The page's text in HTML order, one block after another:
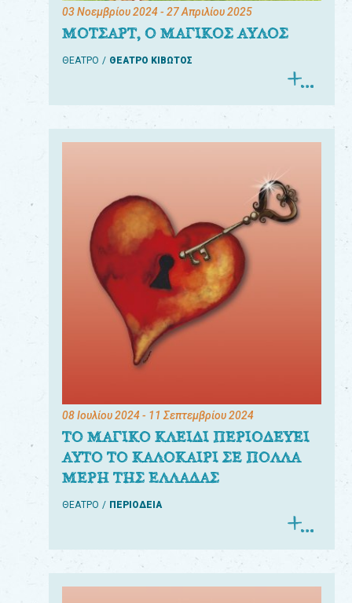
03 Νοεμβρίου 2024- 27 Απριλίου 2025
ΜΟΤΣΑΡΤ, Ο ΜΑΓΙΚΟΣ ΑΥΛΟΣ
ΘΕΑΤΡΟ ΘΕΑΤΡΟ ΚΙΒΩΤΟΣ
08 Ιουλίου 2024- 11 Σεπτεμβρίου 2024
ΤΟ ΜΑΓΙΚΟ ΚΛΕΙΔΙ ΠΕΡΙΟΔΕΥΕΙ
ΑΥΤΟ ΤΟ ΚΑΛΟΚΑΙΡΙ ΣΕ ΠΟΛΛΑ
ΜΕΡΗ ΤΗΣ ΕΛΛΑΔΑΣ
ΘΕΑΤΡΟ ΠΕΡΙΟΔΕΙΑ